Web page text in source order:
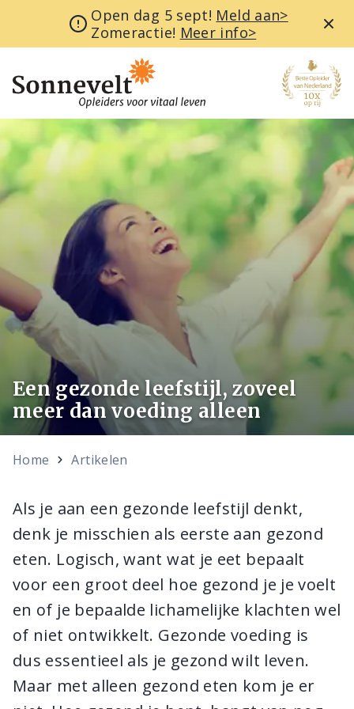
Open dag 5 sept! Meld aan>
Zomeractie! Meer info>
Een gezonde leefstijl, zoveel
meer dan voeding alleen
Home Artikelen
Als je aan een gezonde leefstijl denkt,
denk je misschien als eerste aan gezond
eten. Logisch, want wat je eet bepaalt
voor een groot deel hoe gezond je je voelt
en of je bepaalde lichamelijke klachten wel
of niet ontwikkelt. Gezonde voeding is
dus essentieel als je gezond wilt leven.
Maar met alleen gezond eten kom je er